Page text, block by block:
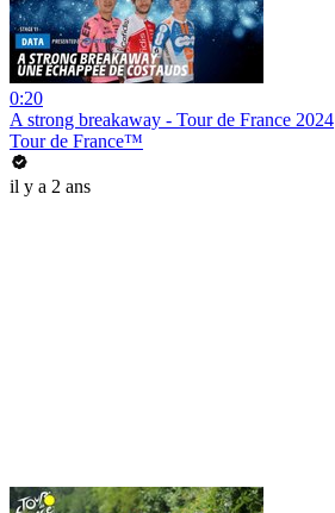
0:20
A strong breakaway - Tour de France 2024
Tour de France™
il y a 2 ans